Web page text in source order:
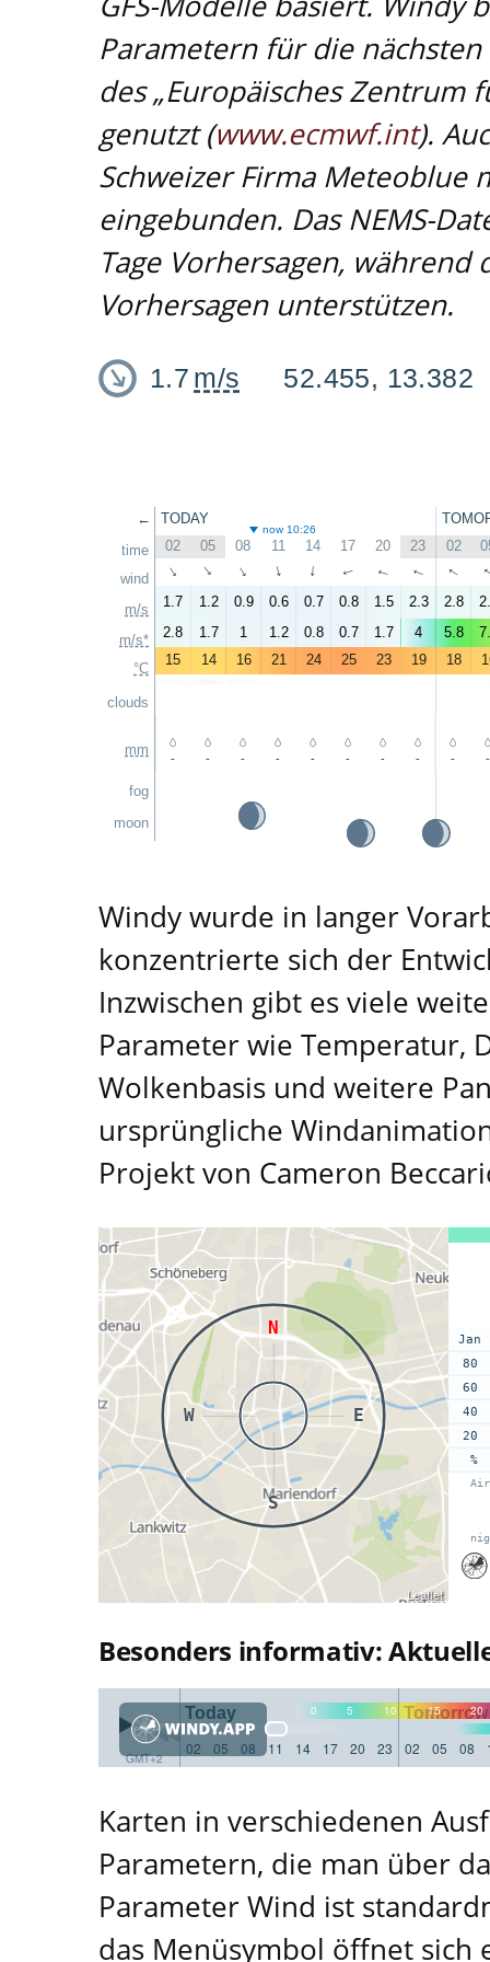
Parametern für die
des „Europäisches
genutzt (www.ecmwf.int).
Schweizer Firma Meteoblue
eingebunden. Das NEMS-
Tage Vorhersagen,
Vorhersagen unterstützen.
1.7 m/s 52.455, 13.382
←
time
wind
m/s
m/s*
°C
clouds
mm
fog
moon
TODAY
now 10:26
02 05 08 11 14 17 20 23 02
↑ ↑ ↑ ↑ ↑ ↑ ↑ ↑ ↑
1.7 1.2 0.9 0.6 0.7 0.8 1.5 2.3 2.8
2.8
1.7 1 1.2 0.8 0.7 1.7 4 5.8
15
14 16 21 24 25 23 19 18
- - - - - - - - - -
Windy wurde in langer
konzentrierte sich der
Inzwischen gibt es viele
Parameter wie Temperatur,
Wolkenbasis und weitere
ursprüngliche
Projekt von Cameron
N
E
S
W
Leaflet
Jan
80
60
40
20
%
Besonders informativ:
0 5 10 15 20
2 km
GMT+2
Today
Tomorrow
02
05 08 11 14 17 20 23 02 05 08
Karten in verschiedenen
Parametern, die man über
Parameter Wind ist
das Menüsymbol öffnet